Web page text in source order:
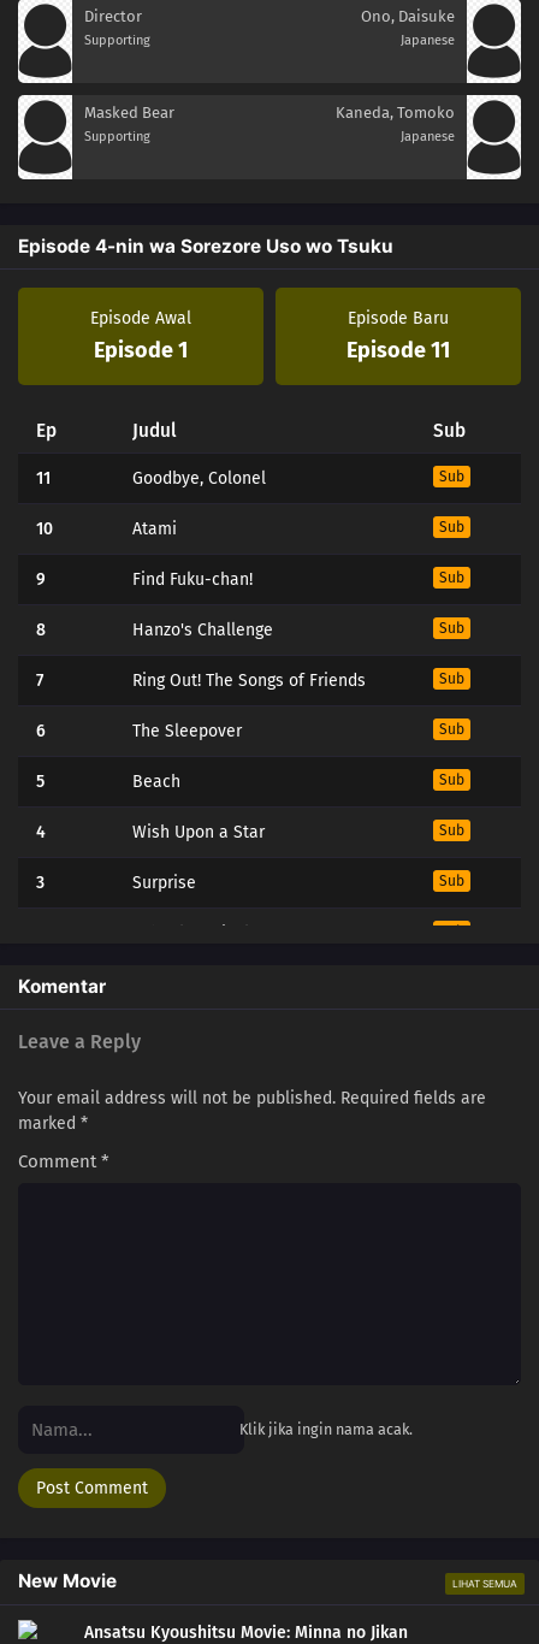
Director
Supporting
Ono, Daisuke
Japanese
Masked Bear
Supporting
Kaneda, Tomoko
Japanese
Episode 4-nin wa Sorezore Uso wo Tsuku
Episode Awal
Episode 1
Episode Baru
Episode 11
Ep Judul Sub
11 Goodbye, Colonel Sub
10 Atami Sub
9 Find Fuku-chan! Sub
8 Hanzo's Challenge Sub
7 Ring Out! The Songs of Friends Sub
6 The Sleepover Sub
5 Beach Sub
4 Wish Upon a Star Sub
3 Surprise Sub
Sub
1
Komentar
Leave a Reply
Your email address will not be published. Required fields are
marked *
Comment*
Klik jika ingin nama acak.
New Movie LIHAT SEMUA
Ansatsu Kyoushitsu Movie: Minna no Jikan